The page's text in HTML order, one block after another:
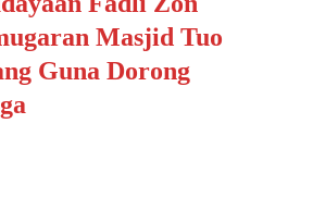
Masjid Tuo
Guna Dorong